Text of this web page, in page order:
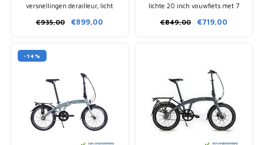
versnellingen derailleur, licht
inklapbaar. Ideaal voor woon-
€935,00 €899,00
lichte 20 inch vouwfiets met 7
inklapbaar in 15 seconden en
€849,00 €719,00
-14%